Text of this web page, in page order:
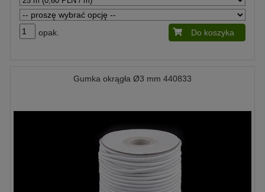
opak. Do koszyka
Gumka okrągła Ø3 mm 440833